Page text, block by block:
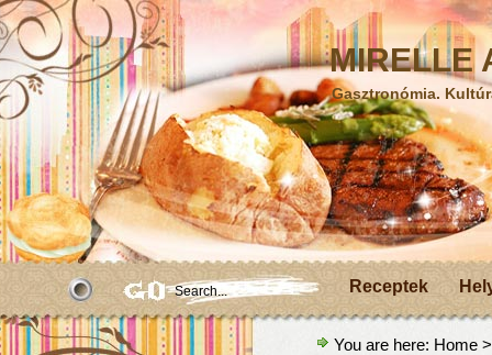
MIRELLE
Gasztronómia.
Receptek
You are here: Home